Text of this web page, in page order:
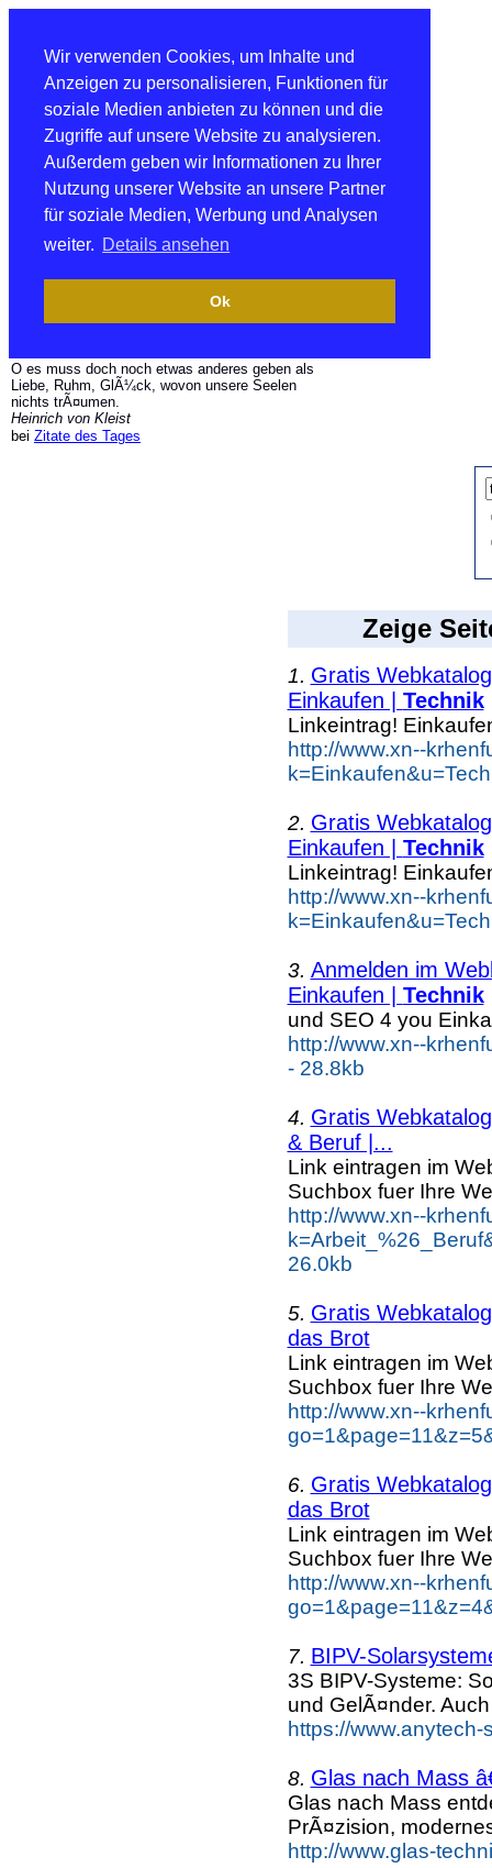
Wir verwenden Cookies, um Inhalte und
Anzeigen zu personalisieren, Funktionen für
soziale Medien anbieten zu können und die
Zugriffe auf unsere Website zu analysieren.
Außerdem geben wir Informationen zu Ihrer
Nutzung unserer Website an unsere Partner
für soziale Medien, Werbung und Analysen
weiter. Details ansehen
Ok
O es muss doch noch etwas anderes geben als
Liebe, Ruhm, GlÃ¼ck, wovon unsere Seelen
nichts trÃ¤umen.
Heinrich von Kleist
bei Zitate des Tages
Zeige
1. Gratis
Einkaufen | Technik
Linkeintrag!
http://www.xn--
2. Gratis
Einkaufen | Technik
Linkeintrag!
http://www.xn--
3. Anmelden im
Einkaufen | Technik
und SEO 4 you
http://www.xn--
- 28.8kb
4. Gratis
& Beruf |...
Link eintragen im
Suchbox fuer Ihre
http://www.xn--
26.0kb
5. Gratis
das Brot
Link eintragen im
Suchbox fuer Ihre
http://www.xn--
6. Gratis
das Brot
Link eintragen im
Suchbox fuer Ihre
http://www.xn--
7. BIPV-
3S BIPV-Systeme:
und GelÃ¤nder. Auch
https://
8. Glas nach Mass
Glas nach Mass
PrÃ¤zision,
http://www.glas-